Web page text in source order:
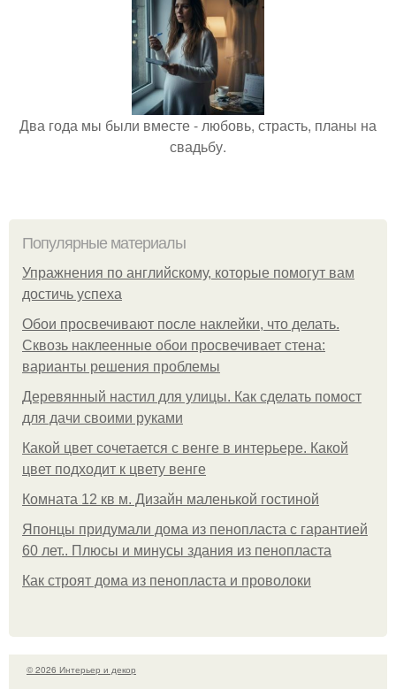
Два года мы были вместе - любовь, страсть, планы на
свадьбу.
Популярные материалы
Упражнения по английскому, которые помогут вам
достичь успеха
Обои просвечивают после наклейки, что делать.
Сквозь наклеенные обои просвечивает стена:
варианты решения проблемы
Деревянный настил для улицы. Как сделать помост
для дачи своими руками
Какой цвет сочетается с венге в интерьере. Какой
цвет подходит к цвету венге
Комната 12 кв м. Дизайн маленькой гостиной
Японцы придумали дома из пенопласта с гарантией
60 лет.. Плюсы и минусы здания из пенопласта
Как строят дома из пенопласта и проволоки
© 2026 Интерьер и декор